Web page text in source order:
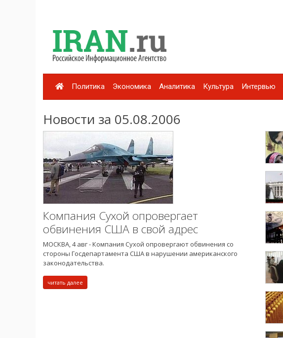
Политика Экономика Аналитика Культура Интервью
Новости за 05.08.2006
Компания Сухой опровергает
обвинения США в свой адрес
МОСКВА, 4 авг - Компания Сухой опровергают обвинения со
стороны Госдепартамента США в нарушении американского
законодательства.
читать далее